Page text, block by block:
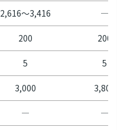
2,616～3,416 ―
200 200
5 5
3,000 3,800
― ―